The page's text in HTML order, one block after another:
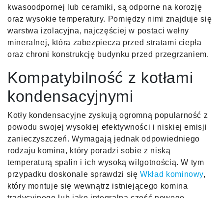
kwasoodpornej lub ceramiki, są odporne na korozję
oraz wysokie temperatury. Pomiędzy nimi znajduje się
warstwa izolacyjna, najczęściej w postaci wełny
mineralnej, która zabezpiecza przed stratami ciepła
oraz chroni konstrukcję budynku przed przegrzaniem.
Kompatybilność z kotłami
kondensacyjnymi
Kotły kondensacyjne zyskują ogromną popularność z
powodu swojej wysokiej efektywności i niskiej emisji
zanieczyszczeń. Wymagają jednak odpowiedniego
rodzaju komina, który poradzi sobie z niską
temperaturą spalin i ich wysoką wilgotnością. W tym
przypadku doskonale sprawdzi sięWkład kominowy,
który montuje się wewnątrz istniejącego komina